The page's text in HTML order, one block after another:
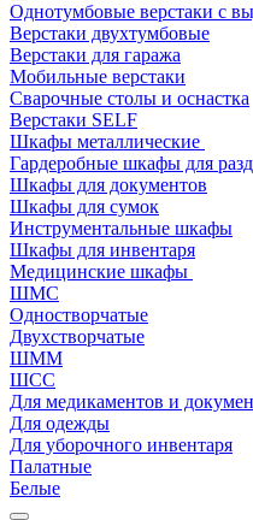
Однотумбовые верстаки с
Верстаки двухтумбовые
Верстаки для гаража
Мобильные верстаки
Сварочные столы и оснастка
Верстаки SELF
Шкафы металлические
Гардеробные шкафы для
Шкафы для документов
Шкафы для сумок
Инструментальные шкафы
Шкафы для инвентаря
Медицинские шкафы
ШМС
Одностворчатые
Двухстворчатые
ШММ
ШСС
Для медикаментов и
Для одежды
Для уборочного инвентаря
Палатные
Белые